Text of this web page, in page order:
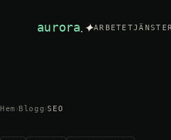
aurora.✦ARBETE TJÄNSTER
Hem ›Blogg›SEO